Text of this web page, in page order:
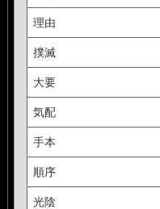
理由
撲滅
大要
気配
手本
順序
光陰